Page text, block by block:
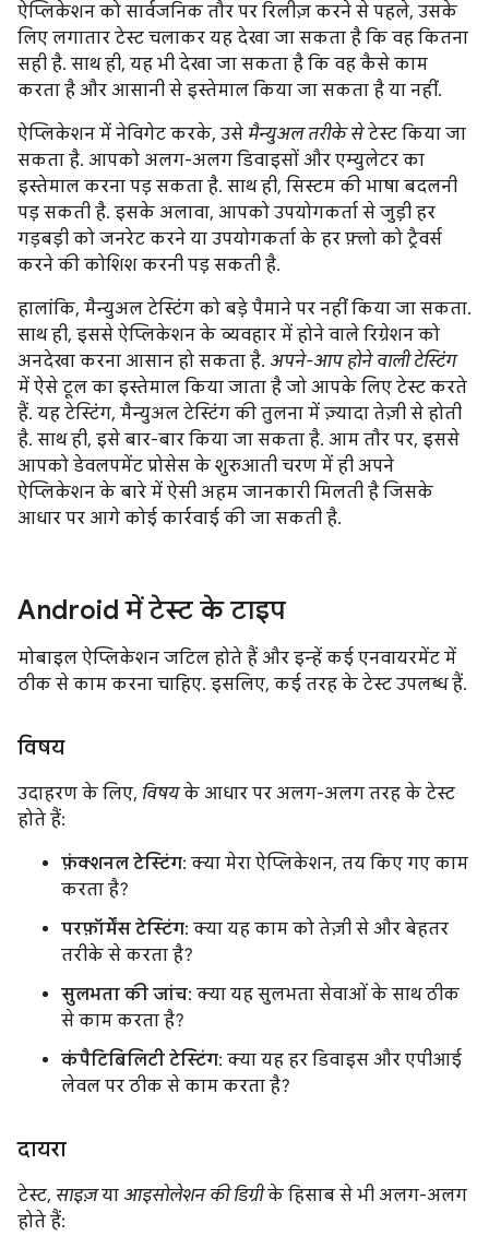
ऐप्लिकेशन को सार्वजनिक तौर पर रिलीज़ करने से पहले, उसके
लिए लगातार टेस्ट चलाकर यह देखा जा सकता है कि वह कितना
सही है. साथ ही, यह भी देखा जा सकता है कि वह कैसे काम
करता है और आसानी से इस्तेमाल किया जा सकता है या नहीं.
ऐप्लिकेशन में नेविगेट करके, उसे मैन्युअल तरीके सेटेस्ट किया जा
सकता है. आपको अलग-अलग डिवाइसों और एम्युलेटर का
इस्तेमाल करना पड़ सकता है. साथ ही, सिस्टम की भाषा बदलनी
पड़ सकती है. इसके अलावा, आपको उपयोगकर्ता से जुड़ी हर
गड़बड़ी को जनरेट करने या उपयोगकर्ता के हर फ़्लो को ट्रैवर्स
करने की कोशिश करनी पड़ सकती है.
हालांकि, मैन्युअल टेस्टिंग को बड़े पैमाने पर नहीं किया जा सकता.
साथ ही, इससे ऐप्लिकेशन के व्यवहार में होने वाले रिग्रेशन को
अनदेखा करना आसान हो सकता है. अपने-आप होने वाली टेस्टिंग
में ऐसे टूल का इस्तेमाल किया जाता है जो आपके लिए टेस्ट करते
हैं. यह टेस्टिंग, मैन्युअल टेस्टिंग की तुलना में ज़्यादा तेज़ी से होती
है. साथ ही, इसे बार-बार किया जा सकता है. आम तौर पर, इससे
आपको डेवलपमेंट प्रोसेस के शुरुआती चरण में ही अपने
ऐप्लिकेशन के बारे में ऐसी अहम जानकारी मिलती है जिसके
आधार पर आगे कोई कार्रवाई की जा सकती है.
Android में टेस्ट के टाइप
मोबाइल ऐप्लिकेशन जटिल होते हैं और इन्हें कई एनवायरमेंट में
ठीक से काम करना चाहिए. इसलिए, कई तरह के टेस्ट उपलब्ध हैं.
विषय
उदाहरण के लिए, विषयके आधार पर अलग-अलग तरह के टेस्ट
होते हैं:
फ़ंक्शनल टेस्टिंग: क्या मेरा ऐप्लिकेशन, तय किए गए काम
करता है?
परफ़ॉर्मेंस टेस्टिंग: क्या यह काम को तेज़ी से और बेहतर
तरीके से करता है?
सुलभता की जांच: क्या यह सुलभता सेवाओं के साथ ठीक
से काम करता है?
कंपैटिबिलिटी टेस्टिंग: क्या यह हर डिवाइस और एपीआई
लेवल पर ठीक से काम करता है?
दायरा
टेस्ट, साइज़या आइसोलेशन की डिग्रीके हिसाब से भी अलग-अलग
होते हैं: